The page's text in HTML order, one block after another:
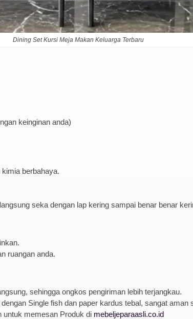
Dining Set Kursi Meja Makan Keluarga Terbaru
keinginan anda)
berbahaya.
seka dengan lap kering sampai benar benar
ruangan anda.
sehingga ongkos pengiriman lebih terjangkau.
Single fish dan paper kardus tebal, sangat aman
untuk memesan Produk di mebeljeparaasli.co.id